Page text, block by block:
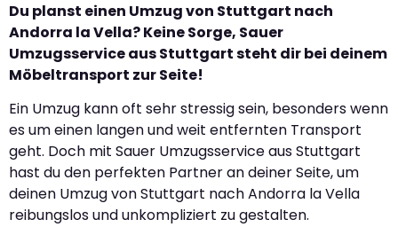
Du planst einen Umzug von Stuttgart nach
Andorra la Vella? Keine Sorge, Sauer
Umzugsservice aus Stuttgart steht dir bei deinem
Möbeltransport zur Seite!
Ein Umzug kann oft sehr stressig sein, besonders wenn
es um einen langen und weit entfernten Transport
geht. Doch mit Sauer Umzugsservice aus Stuttgart
hast du den perfekten Partner an deiner Seite, um
deinen Umzug von Stuttgart nach Andorra la Vella
reibungslos und unkompliziert zu gestalten.